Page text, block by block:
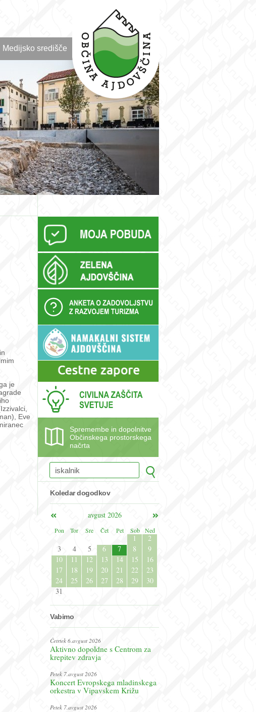
Medijsko središče
je
Eve
Spremembe in dopolnitve
Občinskega prostorskega
načrta
Koledar dogodkov
avgust 2026
Pon
Tor Sre Čet Pet Sob Ned
1
2
3
4 5 6 7 8
9
10
11 12 13 14 15
16
17
18 19 20 21 22
23
24
25 26 27 28 29
30
31
Vabimo
Četrtek 6.avgust 2026
Aktivno dopoldne s Centrom za
krepitev zdravja
Petek 7.avgust 2026
Koncert Evropskega mladinskega
orkestra v Vipavskem Križu
Petek 7.avgust 2026